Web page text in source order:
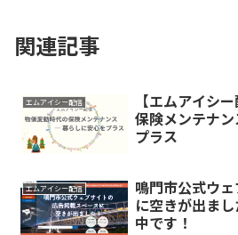
関連記事
エムアイシー配信
【エムアイシ
保険メンテナ
プラス
エムアイシー配信
鳴門市公式ウ
に空きが出ま
中です！